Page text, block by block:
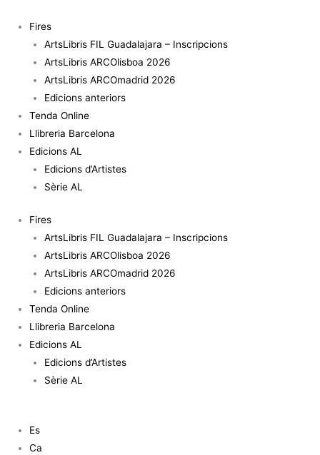
contingut
Fires
ArtsLibris FIL Guadalajara – Inscripcions
ArtsLibris ARCOlisboa 2026
ArtsLibris ARCOmadrid 2026
Edicions anteriors
Tenda Online
Llibreria Barcelona
Edicions AL
Edicions d’Artistes
Sèrie AL
Fires
ArtsLibris FIL Guadalajara – Inscripcions
ArtsLibris ARCOlisboa 2026
ArtsLibris ARCOmadrid 2026
Edicions anteriors
Tenda Online
Llibreria Barcelona
Edicions AL
Edicions d’Artistes
Sèrie AL
Es
Ca
Saturnina